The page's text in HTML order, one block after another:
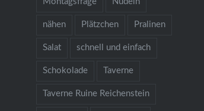
nähen Plätzchen Pralinen
Salat schnell und einfach
Schokolade Taverne
Taverne Ruine Reichenstein